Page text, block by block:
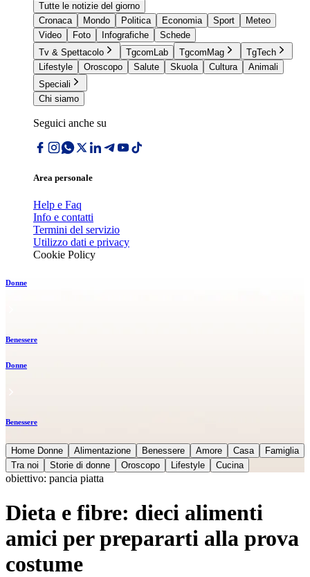
Tutte le notizie del giorno
Cronaca
Mondo Politica Economia Sport
Meteo
Video
Foto Infografiche
Schede
Tv & Spettacolo
TgcomLab TgcomMag
TgTech
Lifestyle
Oroscopo Salute Skuola Cultura
Animali
Speciali
Chi siamo
Seguici anche su
Area personale
Help e Faq
Info e contatti
Termini del servizio
Utilizzo dati e privacy
Cookie Policy
Donne
Benessere
Donne
Benessere
Home Donne Alimentazione Benessere Amore Casa
Famiglia
Tra noi
Storie di donne Oroscopo Lifestyle Cucina
obiettivo: pancia piatta
Dieta e fibre: dieci alimenti
amici per prepararti alla prova
costume